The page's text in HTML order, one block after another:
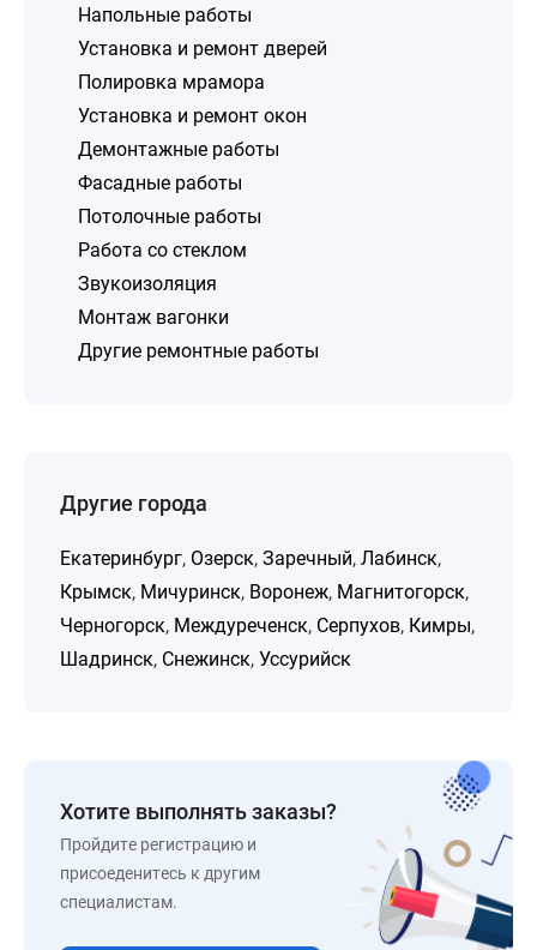
Напольные работы
Установка и ремонт дверей
Полировка мрамора
Установка и ремонт окон
Демонтажные работы
Фасадные работы
Потолочные работы
Работа со стеклом
Звукоизоляция
Монтаж вагонки
Другие ремонтные работы
Другие города
Екатеринбург, Озерск, Заречный, Лабинск,
Крымск, Мичуринск, Воронеж, Магнитогорск,
Черногорск, Междуреченск, Серпухов, Кимры,
Шадринск, Снежинск, Уссурийск
Хотите выполнять заказы?
Пройдите регистрацию и
присоеденитесь к другим
специалистам.